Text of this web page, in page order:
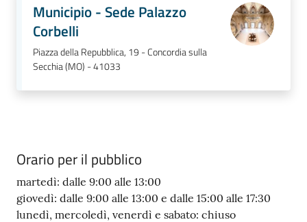
Municipio - Sede Palazzo
Corbelli
Piazza della Repubblica, 19 - Concordia sulla
Secchia (MO) - 41033
Orario per il pubblico
martedì: dalle 9:00 alle 13:00
giovedì: dalle 9:00 alle 13:00 e dalle 15:00 alle 17:30
lunedì, mercoledì, venerdì e sabato: chiuso